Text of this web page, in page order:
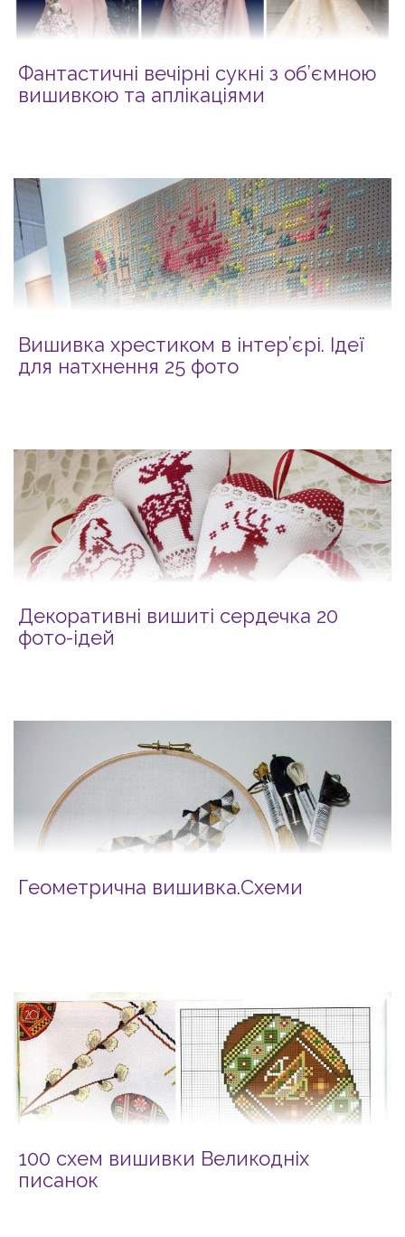
Фантастичні вечірні сукні з об’ємною
вишивкою та аплікаціями
Вишивка хрестиком в інтер’єрі. Ідеї
для натхнення 25 фото
Декоративні вишиті сердечка 20
фото-ідей
Геометрична вишивка.Схеми
100 схем вишивки Великодніх
писанок